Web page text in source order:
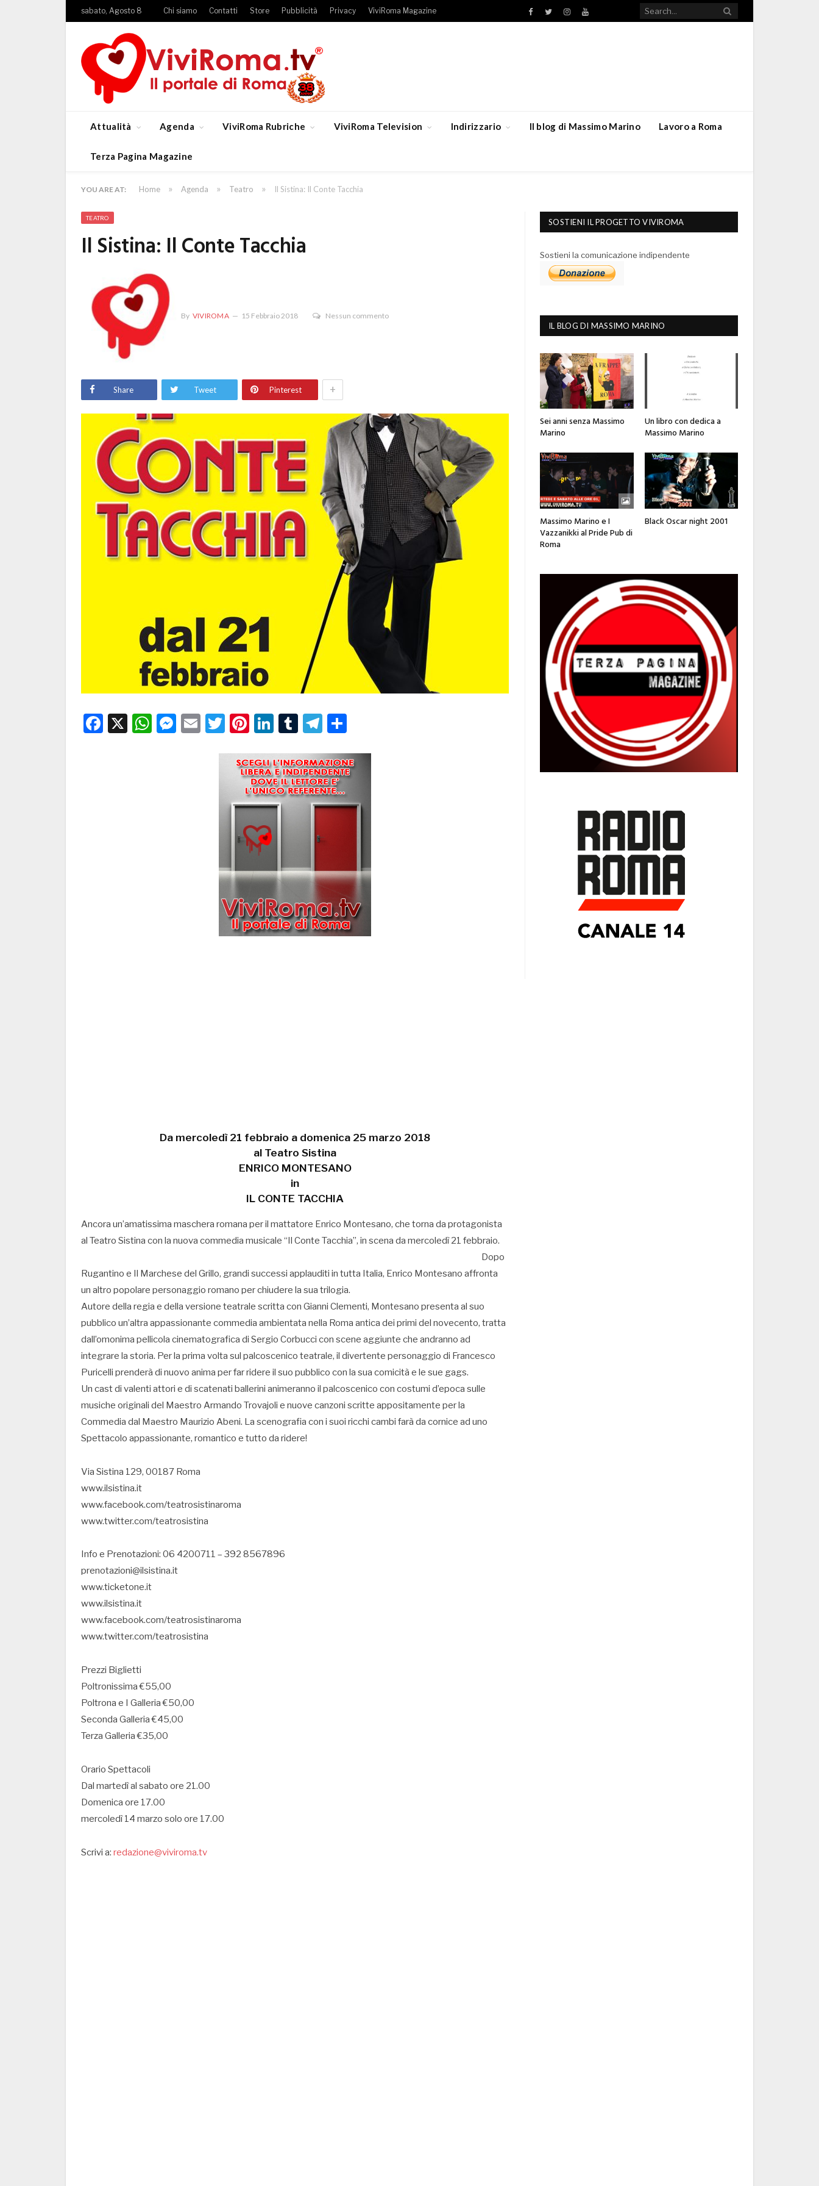
sabato, Agosto 8 Chi siamo Contatti Store Pubblicità Privacy ViviRoma Magazine Facebook
TwitterInstagramYouTube
Attualità Agenda ViviRoma Rubriche ViviRoma Television Indirizzario Il blog di Massimo Marino Lavoro a Roma
Terza Pagina Magazine
YOU ARE AT: Home » Agenda » Teatro » Il Sistina: Il Conte Tacchia
TEATRO
Il Sistina: Il Conte Tacchia
By VIVIROMA 15 Febbraio 2018 Nessun commento
Share Tweet Pinterest +
Facebook
X WhatsApp
Messenger
EmailTwitter
Pinterest
LinkedIn
TumblrTelegram
Da mercoledì 21 febbraio a domenica 25 marzo 2018
al Teatro Sistina
ENRICO MONTESANO
in
IL CONTE TACCHIA
Ancora un’amatissima maschera romana per il mattatore Enrico Montesano, che torna da protagonista
al Teatro Sistina con la nuova commedia musicale “Il Conte Tacchia”, in scena da mercoledì 21 febbraio.
Dopo
Rugantino e Il Marchese del Grillo, grandi successi applauditi in tutta Italia, Enrico Montesano affronta
un altro popolare personaggio romano per chiudere la sua trilogia.
Autore della regia e della versione teatrale scritta con Gianni Clementi, Montesano presenta al suo
pubblico un’altra appassionante commedia ambientata nella Roma antica dei primi del novecento, tratta
dall’omonima pellicola cinematografica di Sergio Corbucci con scene aggiunte che andranno ad
integrare la storia. Per la prima volta sul palcoscenico teatrale, il divertente personaggio di Francesco
Puricelli prenderà di nuovo anima per far ridere il suo pubblico con la sua comicità e le sue gags.
Un cast di valenti attori e di scatenati ballerini animeranno il palcoscenico con costumi d’epoca sulle
musiche originali del Maestro Armando Trovajoli e nuove canzoni scritte appositamente per la
Commedia dal Maestro Maurizio Abeni. La scenografia con i suoi ricchi cambi farà da cornice ad uno
Spettacolo appassionante, romantico e tutto da ridere!
Via Sistina 129, 00187 Roma
www.ilsistina.it
www.facebook.com/teatrosistinaroma
www.twitter.com/teatrosistina
Info e Prenotazioni: 06 4200711 – 392 8567896
prenotazioni@ilsistina.it
www.ticketone.it
www.ilsistina.it
www.facebook.com/teatrosistinaroma
www.twitter.com/teatrosistina
Prezzi Biglietti
Poltronissima €55,00
Poltrona e I Galleria €50,00
Seconda Galleria €45,00
Terza Galleria €35,00
Orario Spettacoli
Dal martedì al sabato ore 21.00
Domenica ore 17.00
mercoledì 14 marzo solo ore 17.00
Scrivi a: redazione@viviroma.tv
SOSTIENI IL PROGETTO VIVIROMA
Sostieni la comunicazione indipendente
IL BLOG DI MASSIMO MARINO
Sei anni senza Massimo
Marino
Un libro con dedica a
Massimo Marino
Massimo Marino e I
Vazzanikki al Pride Pub di
Roma
Black Oscar night 2001